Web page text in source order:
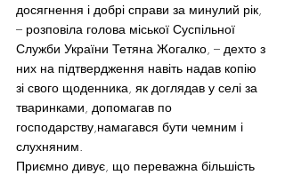
досягнення і добрі справи за минулий рік,
– розповіла голова міської Суспільної
Служби України Тетяна Жогалко, – дехто з
них на підтвердження навіть надав копію
зі свого щоденника, як доглядав у селі за
тваринками, допомагав по
господарству,намагався бути чемним і
слухняним.
Приємно дивує, що переважна більшість